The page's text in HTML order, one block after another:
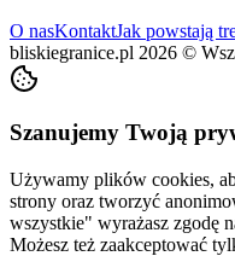
O nasKontaktJak powstają
bliskiegranice.pl 2026 ©
Szanujemy Twoją
Używamy plików cookies,
strony oraz tworzyć
wszystkie" wyrażasz zgodę
Możesz też zaakceptować